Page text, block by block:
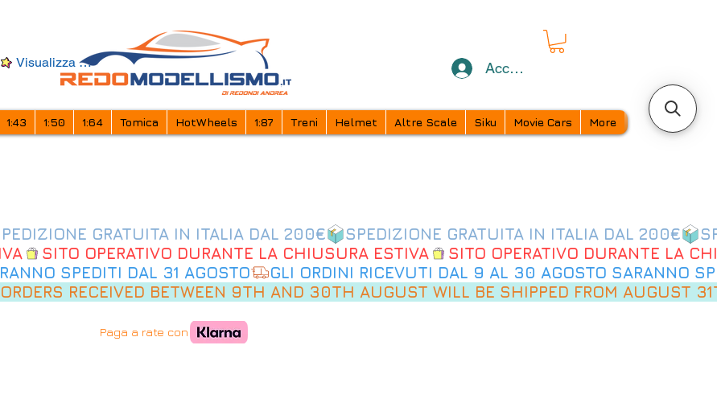
Visualizza punti Accedi
1:43 1:50 1:64 Tomica HotWheels 1:87 Treni Helmet Altre Scale Siku Movie Cars More
SPEDITI DAL 31 AGOSTO
RECEIVED BETWEEN 9TH AND 30TH AUGUST WILL BE SHIPPED FROM AUGUST
Paga a rate con